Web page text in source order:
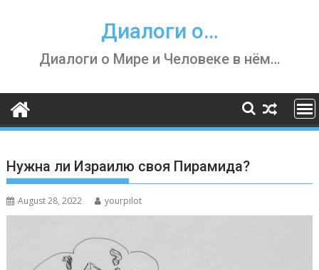
Диалоги о…
Диалоги о Мире и Человеке в нём…
Нужна ли Израилю своя Пирамида?
August 28, 2022 yourpilot